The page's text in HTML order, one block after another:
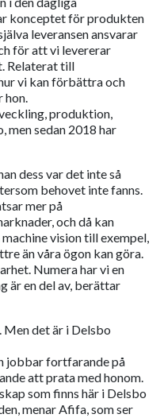
konceptet för produkten
leveransen ansvarar
för att vi levererar
Relaterat till
vi kan förbättra och
hon.
produktion,
men sedan 2018 har
dess var det inte så
behovet inte fanns.
mer på
och då kan
vision till exempel,
än våra ögon kan göra.
Numera har vi en
är en del av, berättar
Men det är i Delsbo
jobbar fortfarande på
att prata med honom.
som finns här i Delsbo
menar Afifa, som ser